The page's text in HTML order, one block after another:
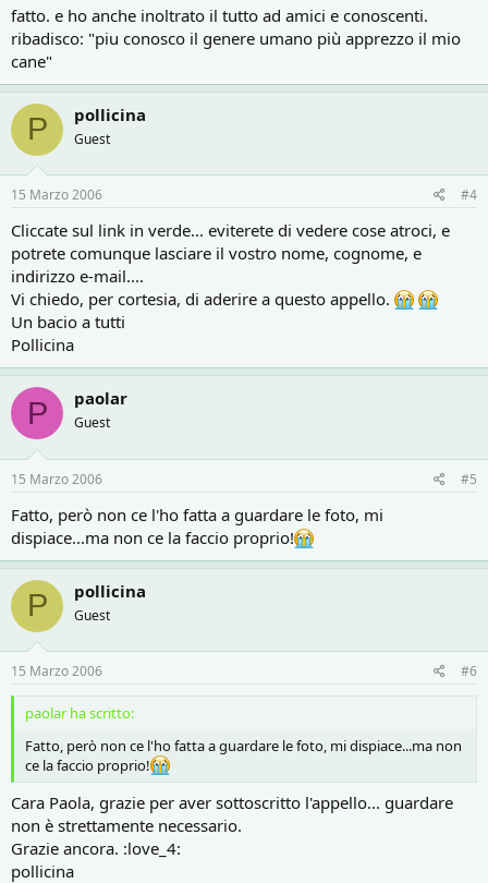
fatto. e ho anche inoltrato il tutto ad amici e conoscenti.
ribadisco: "piu conosco il genere umano più apprezzo il mio
cane"
P pollicina
Guest
15 Marzo 2006 #4
Cliccate sul link in verde... eviterete di vedere cose atroci, e
potrete comunque lasciare il vostro nome, cognome, e
indirizzo e-mail....
Vi chiedo, per cortesia, di aderire a questo appello.
Un bacio a tutti
Pollicina
P paolar
Guest
15 Marzo 2006 #5
Fatto, però non ce l'ho fatta a guardare le foto, mi
dispiace...ma non ce la faccio proprio!
P pollicina
Guest
15 Marzo 2006 #6
paolar ha scritto:
Fatto, però non ce l'ho fatta a guardare le foto, mi dispiace...ma non
ce la faccio proprio!
Cara Paola, grazie per aver sottoscritto l'appello... guardare
non è strettamente necessario.
Grazie ancora. :love_4:
pollicina